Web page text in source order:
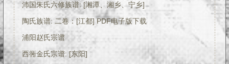
沛国朱氏六修族谱: [湘潭、湘乡、宁乡]
陶氏族谱: 二卷：[江都] PDF电子版下载
浦阳赵氏宗谱
西衕金氏宗谱: [东阳]